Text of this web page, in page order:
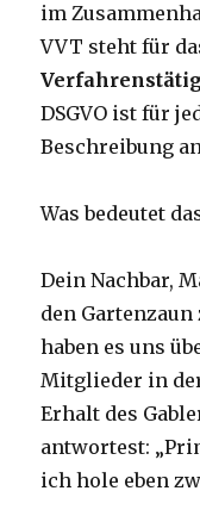
im
VVT steht für
DSGVO ist für
Beschreibung
Was bedeutet
Dein Nachbar,
den
haben es uns
Mitglieder in
Erhalt des
antwortest:
ich hole eben